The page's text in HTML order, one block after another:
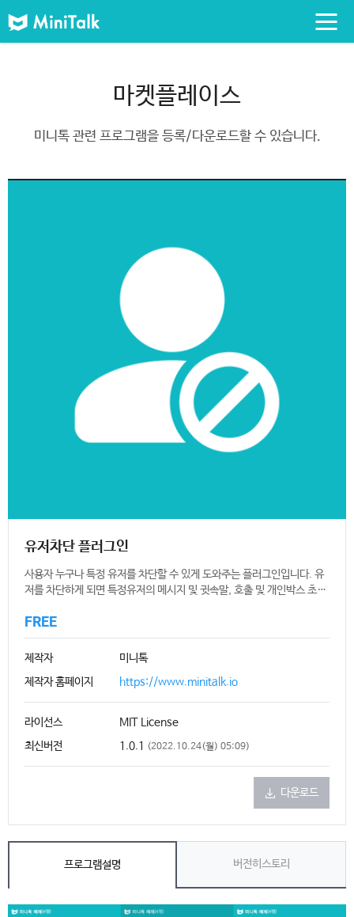
마켓플레이스
미니톡 관련 프로그램을 등록/다운로드할 수 있습니다.
유저차단 플러그인
사용자 누구나 특정 유저를 차단할 수 있게 도와주는 플러그인입니다. 유
저를 차단하게 되면 특정유저의 메시지 및 귓속말, 호출 및 개인박스 초대
뜨게 되고(미니톡 v7.4.0 이상 필요) 차단된 유저관리는 미니톡 설정탭
에서 가능합니다.
FREE
제작자
미니톡
제작자 홈페이지
https://www.minitalk.io
라이선스
MIT License
최신버전
1.0.1 (2022.10.24(월) 05:09)
다운로드
프로그램설명 버전히스토리